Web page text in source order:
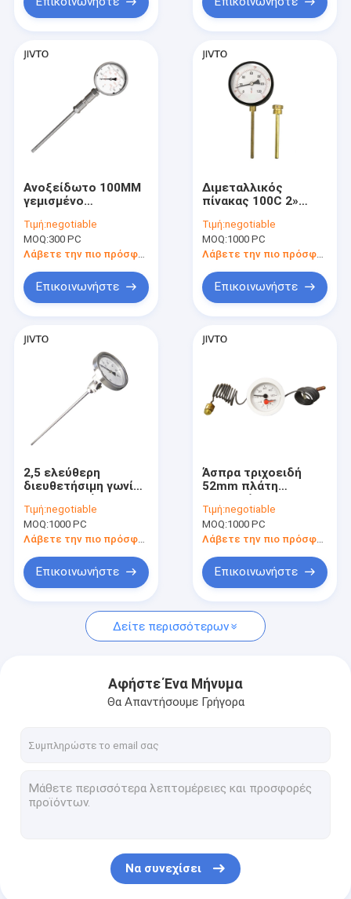
Διαφορική συσκευή αποστολής σημάτων πίεσης
Βαλβίδα σφαίρας
Πολλαπλή βαλβίδα οργάνων
Θερμόμετρα και μετρητές θερμοκρασίας
Μίνι θερμοηλεκτρικό ζεύγος συνδετήρων
Χειρωνακτικοί κόπτες καλωδίων
Τελικός φραγμός
Ανοξείδωτο 100MM
γεμισμένο
μίσχων μετάλλων 4»
650C γλυκερίνη
Τιμή:negotiable
MOQ:300 PC
Λάβετε την πιο πρόσφατη τιμή
Επικοινωνήστε
Διμεταλλικός
πίνακας 100C 2»
σπειρών 50MM
διμεταλλικό νήμα
BSPT
Τιμή:negotiable
MOQ:1000 PC
Λάβετε την πιο πρόσφατη τιμή
Επικοινωνήστε
2,5 ελεύθερη
διευθετήσιμη γωνία
600℃ ίντσας
βιομηχανική
διμεταλλική» NPT
Τιμή:negotiable
MOQ:1000 PC
Λάβετε την πιο πρόσφατη τιμή
Επικοινωνήστε
Άσπρα τριχοειδή
52mm πλάτη
θερμοκρασίας
πίεσης 10 φραγμών
τοποθετούν
Τιμή:negotiable
MOQ:1000 PC
Λάβετε την πιο πρόσφατη τιμή
Επικοινωνήστε
Δείτε περισσότερων
Αφήστε Ένα Μήνυμα
Θα Απαντήσουμε Γρήγορα
Να συνεχίσει